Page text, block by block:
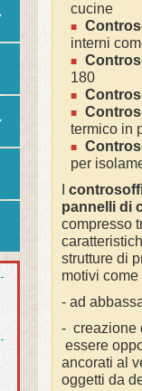
cucine
interni
180
termico in
per
pannelli di
compresso
strutture di
motivi
- ad
- creazione
essere
ancorati al
oggetti da